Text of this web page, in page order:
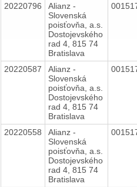
20220796
Alianz -
Slovenská
poisťovňa, a.s.
Dostojevského
rad 4, 815 74
Bratislava
20220587
Alianz -
Slovenská
poisťovňa, a.s.
Dostojevského
rad 4, 815 74
Bratislava
20220558
Alianz -
Slovenská
poisťovňa, a.s.
Dostojevského
rad 4, 815 74
Bratislava